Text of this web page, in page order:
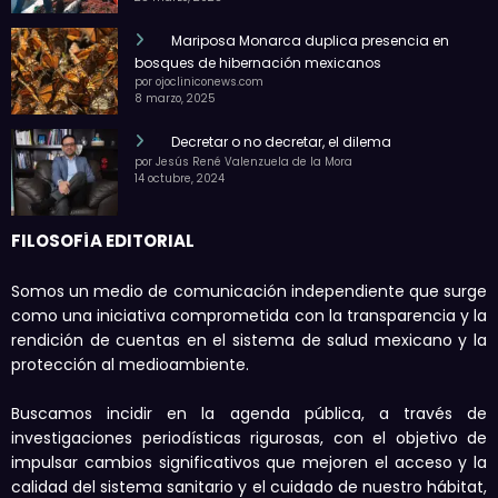
Mariposa Monarca duplica presencia en
bosques de hibernación mexicanos
por ojocliniconews.com
8 marzo, 2025
Decretar o no decretar, el dilema
por Jesús René Valenzuela de la Mora
14 octubre, 2024
FILOSOFÍA EDITORIAL
Somos un medio de comunicación independiente que surge
como una iniciativa comprometida con la transparencia y la
rendición de cuentas en el sistema de salud mexicano y la
protección al medioambiente.
Buscamos incidir en la agenda pública, a través de
investigaciones periodísticas rigurosas, con el objetivo de
impulsar cambios significativos que mejoren el acceso y la
calidad del sistema sanitario y el cuidado de nuestro hábitat,